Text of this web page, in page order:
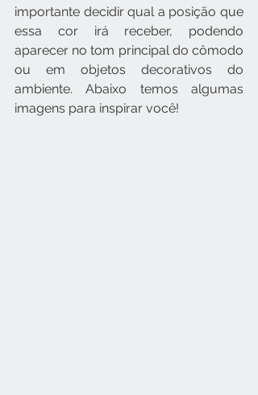
importante decidir qual a posição que
essa cor irá receber, podendo
aparecer no tom principal do cômodo
ou em objetos decorativos do
ambiente. Abaixo temos algumas
imagens para inspirar você!